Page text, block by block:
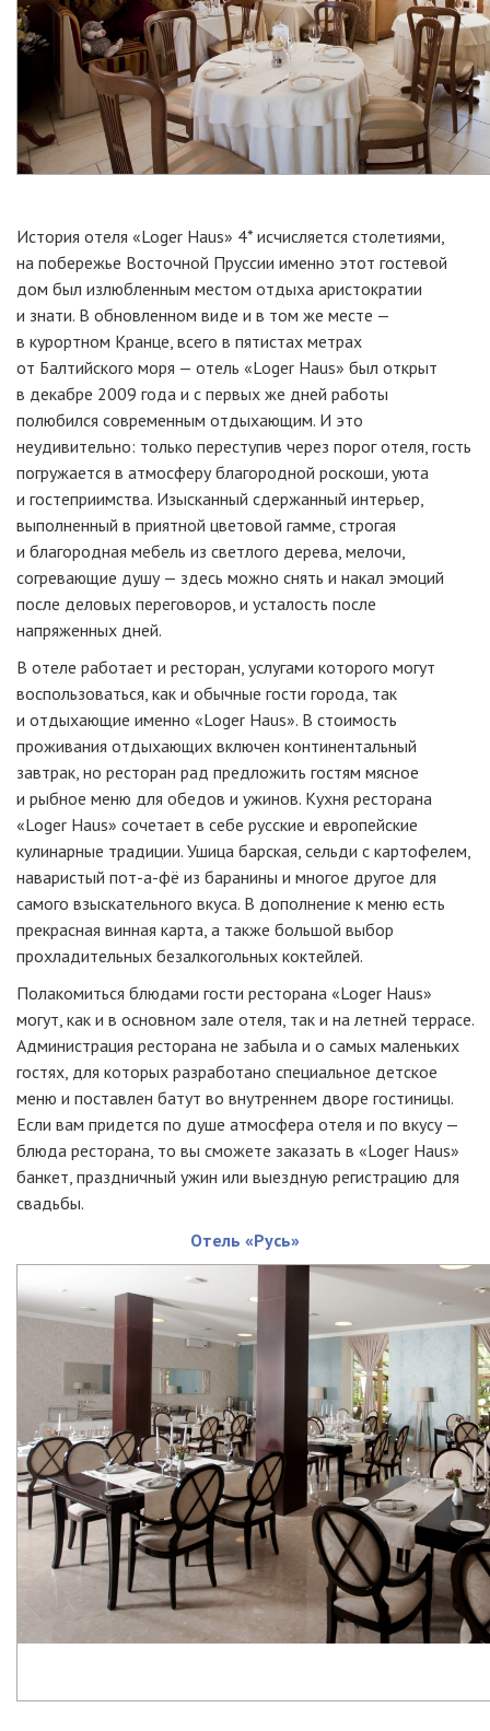
История отеля «Loger Haus» 4* исчисляется столетиями,
на побережье Восточной Пруссии именно этот гостевой
дом был излюбленным местом отдыха аристократии
и знати. В обновленном виде и в том же месте —
в курортном Кранце, всего в пятистах метрах
от Балтийского моря — отель «Loger Haus» был открыт
в декабре 2009 года и с первых же дней работы
полюбился современным отдыхающим. И это
неудивительно: только переступив через порог отеля, гость
погружается в атмосферу благородной роскоши, уюта
и гостеприимства. Изысканный сдержанный интерьер,
выполненный в приятной цветовой гамме, строгая
и благородная мебель из светлого дерева, мелочи,
согревающие душу — здесь можно снять и накал эмоций
после деловых переговоров, и усталость после
напряженных дней.
В отеле работает и ресторан, услугами которого могут
воспользоваться, как и обычные гости города, так
и отдыхающие именно «Loger Haus». В стоимость
проживания отдыхающих включен континентальный
завтрак, но ресторан рад предложить гостям мясное
и рыбное меню для обедов и ужинов. Кухня ресторана
«Loger Haus» сочетает в себе русские и европейские
кулинарные традиции. Ушица барская, сельди с картофелем,
наваристый пот-а-фё из баранины и многое другое для
самого взыскательного вкуса. В дополнение к меню есть
прекрасная винная карта, а также большой выбор
прохладительных безалкогольных коктейлей.
Полакомиться блюдами гости ресторана «Loger Haus»
могут, как и в основном зале отеля, так и на летней террасе.
Администрация ресторана не забыла и о самых маленьких
гостях, для которых разработано специальное детское
меню и поставлен батут во внутреннем дворе гостиницы.
Если вам придется по душе атмосфера отеля и по вкусу —
блюда ресторана, то вы сможете заказать в «Loger Haus»
банкет, праздничный ужин или выездную регистрацию для
свадьбы.
Отель «Русь»